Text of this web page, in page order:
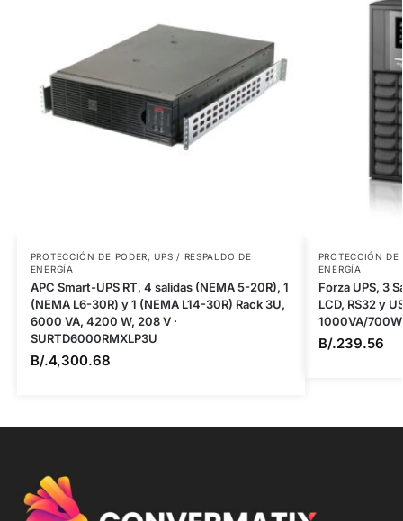
PROTECCIÓN DE PODER, UPS / RESPALDO DE
ENERGÍA
APC Smart-UPS RT, 4 salidas (NEMA 5-20R), 1
(NEMA L6-30R) y 1 (NEMA L14-30R) Rack 3U,
6000 VA, 4200 W, 208 V ·
SURTD6000RMXLP3U
B/.4,300.68
PROTECCIÓN DE
ENERGÍA
Forza UPS, 3
LCD, RS32 y
1000VA/
B/.239.56